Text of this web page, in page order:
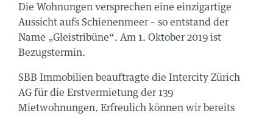
Die Wohnungen versprechen eine einzigartige
Aussicht aufs Schienenmeer – so entstand der
Name „Gleistribüne“. Am 1. Oktober 2019 ist
Bezugstermin.
SBB Immobilien beauftragte die Intercity Zürich
AG für die Erstvermietung der 139
Mietwohnungen. Erfreulich können wir bereits